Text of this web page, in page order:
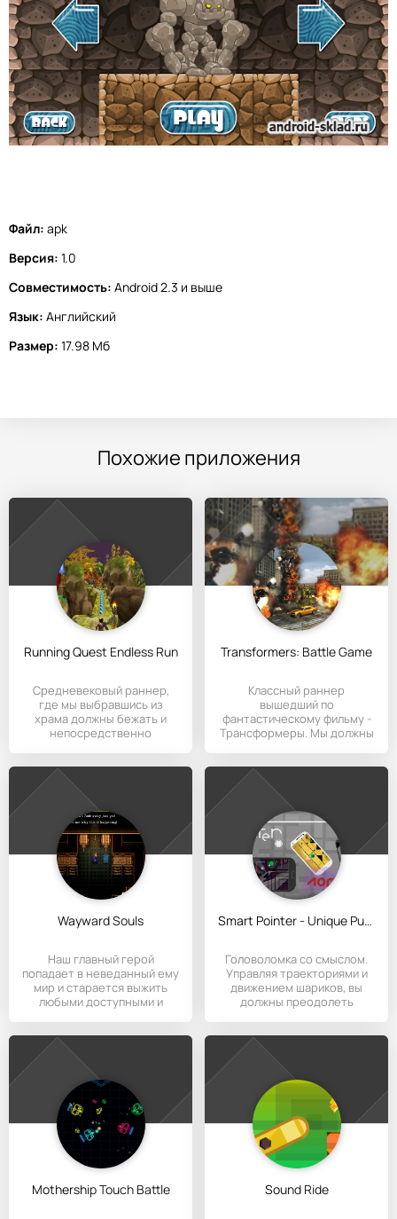
Файл: apk
Версия: 1.0
Совместимость: Android 2.3 и выше
Язык: Английский
Размер: 17.98 Мб
Похожие приложения
Running Quest Endless Run
Средневековый раннер,
где мы выбравшись из
храма должны бежать и
непосредственно
Transformers: Battle Game
Классный раннер
вышедший по
фантастическому фильму -
Трансформеры. Мы должны
Wayward Souls
Наш главный герой
попадает в неведанный ему
мир и старается выжить
любыми доступными и
Smart Pointer - Unique Puzzle Game
Головоломка со смыслом.
Управляя траекториями и
движением шариков, вы
должны преодолеть
Mothership Touch Battle Sound Ride